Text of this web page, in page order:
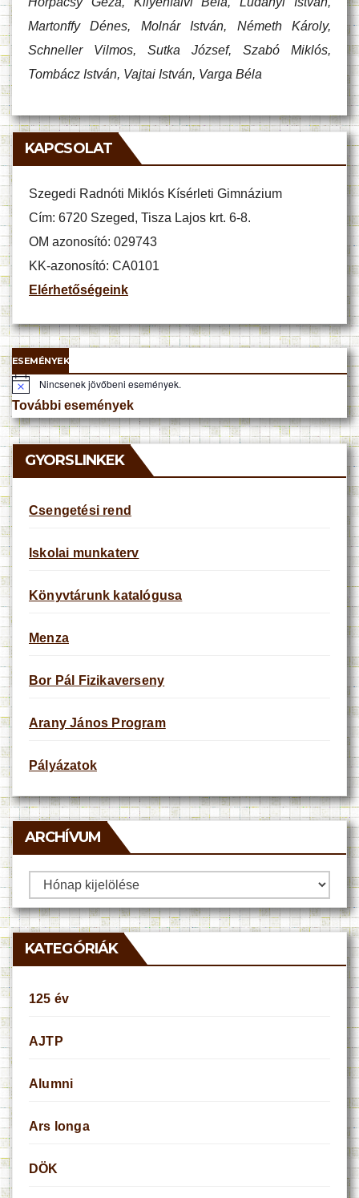
Martonffy Dénes, Molnár István, Németh Károly,
Schneller Vilmos, Sutka József, Szabó Miklós,
Tombácz István, Vajtai István, Varga Béla
KAPCSOLAT
Szegedi Radnóti Miklós Kísérleti Gimnázium
Cím: 6720 Szeged, Tisza Lajos krt. 6-8.
OM azonosító: 029743
KK-azonosító: CA0101
Elérhetőségeink
ESEMÉNYEK
N
o
t
i
c
e
Nincsenek jövőbeni események.
További események
GYORSLINKEK
Csengetési rend
Iskolai munkaterv
Könyvtárunk katalógusa
Menza
Bor Pál Fizikaverseny
Arany János Program
Pályázatok
ARCHÍVUM
Archívum
KATEGÓRIÁK
125 év
AJTP
Alumni
Ars longa
DÖK